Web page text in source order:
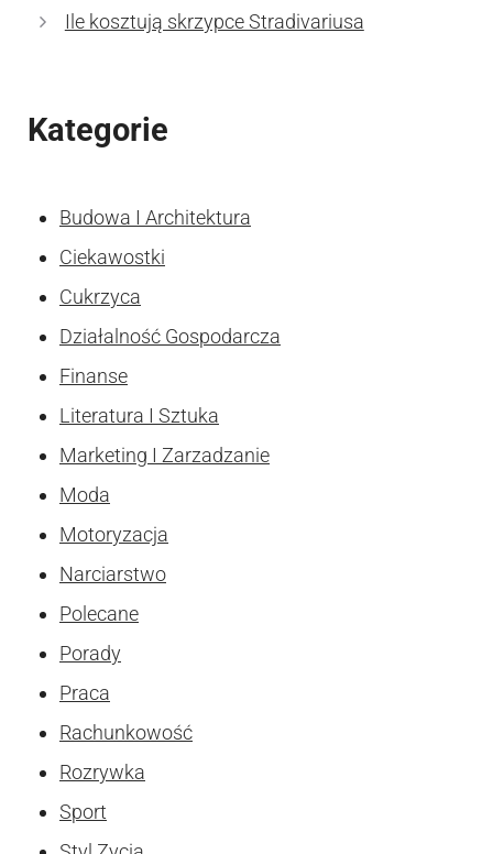
Ile kosztują skrzypce Stradivariusa
Kategorie
Budowa I Architektura
Ciekawostki
Cukrzyca
Działalność Gospodarcza
Finanse
Literatura I Sztuka
Marketing I Zarzadzanie
Moda
Motoryzacja
Narciarstwo
Polecane
Porady
Praca
Rachunkowość
Rozrywka
Sport